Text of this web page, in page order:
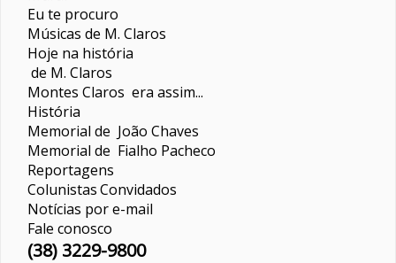
Eu te procuro
Músicas de M. Claros
Hoje na história
de M. Claros
Montes Claros era assim...
História
Memorial de João Chaves
Memorial de Fialho Pacheco
Reportagens
ColunistasConvidados
Notícias por e-mail
Fale conosco
(38) 3229-9800